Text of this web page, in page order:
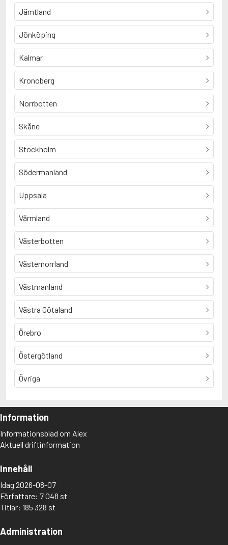
Jämtland
Jönköping
Kalmar
Kronoberg
Norrbotten
Skåne
Stockholm
Södermanland
Uppsala
Värmland
Västerbotten
Västernorrland
Västmanland
Västra Götaland
Örebro
Östergötland
Övriga
Information
Informationsblad om Alex
Aktuell driftinformation
Innehåll
Idag 2026-08-07
Författare: 7 048 st
Titlar: 185 328 st
Administration